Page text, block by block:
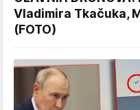
Vladimira Tkačuka,
(FOTO)